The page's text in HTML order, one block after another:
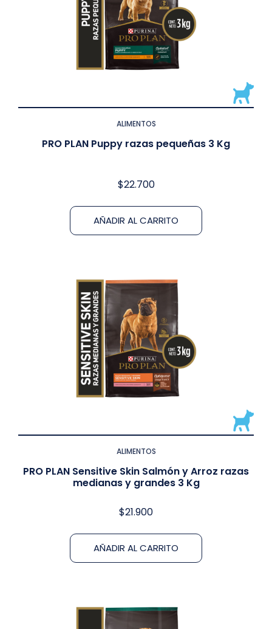
ALIMENTOS
PRO PLAN Puppy razas pequeñas 3 Kg
$22.700
AÑADIR AL CARRITO
ALIMENTOS
PRO PLAN Sensitive Skin Salmón y Arroz razas
medianas y grandes 3 Kg
$21.900
AÑADIR AL CARRITO